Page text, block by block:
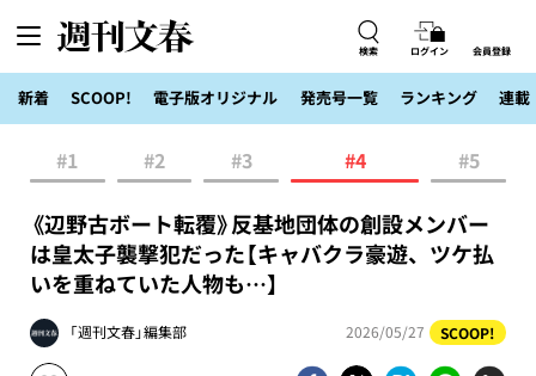
検索 ログイン 会員登録
新着 SCOOP! 電子版オリジナル 発売号一覧 ランキング 連載
#1 #2 #3 #4 #5
《辺野古ボート転覆》反基地団体の創設メンバー
は皇太子襲撃犯だった【キャバクラ豪遊、ツケ払
いを重ねていた人物も…】
「週刊文春」編集部 2026/05/27 SCOOP!